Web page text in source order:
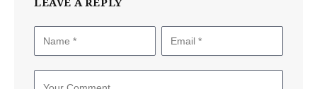
LEAVE A REPLY